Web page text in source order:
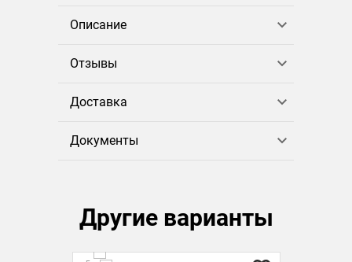
Описание
Отзывы
Доставка
Документы
Другие варианты